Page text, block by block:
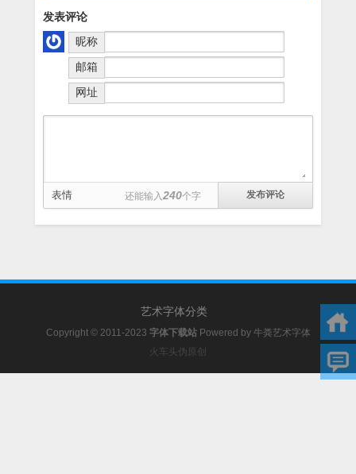
发表评论
昵称
邮箱
网址
表情 还能输入240个字
艺术字体分类
Copyright © 2011-2023 字体下载站 Powered by 牛粪艺术字体
火车头伪原创